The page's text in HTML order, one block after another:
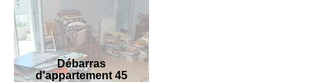
Débarras
d'appartement 45